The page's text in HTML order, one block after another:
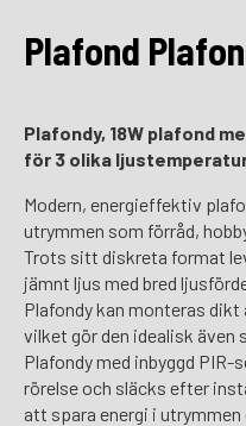
Plafond
Plafondy, 18W plafond
för 3 olika
Modern, energieffektiv
utrymmen som förråd,
Trots sitt diskreta format
jämnt ljus med bred
Plafondy kan monteras
vilket gör den idealisk även
Plafondy med inbyggd
rörelse och släcks efter
att spara energi i